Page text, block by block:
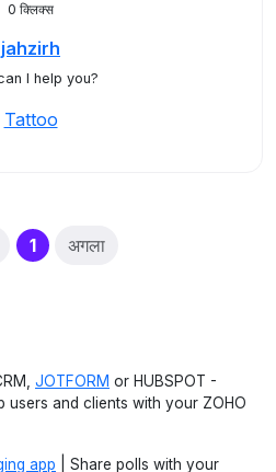
0 क्लिक्स
jahzirh
I help you?
Tattoo
1(current)
अगला
JOTFORM or HUBSPOT -
users and clients with your ZOHO
app | Share polls with your